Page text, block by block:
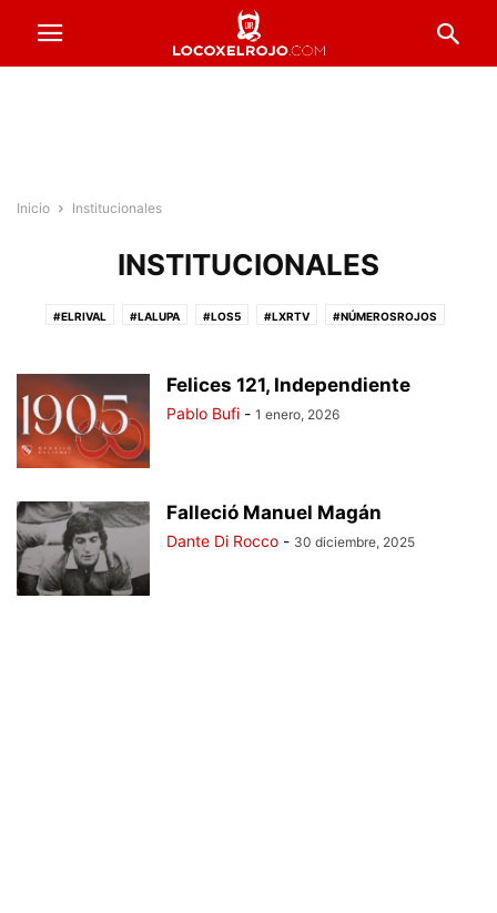
Inicio Institucionales
INSTITUCIONALES
#ELRIVAL #LALUPA #LOS5 #LXRTV #NÚMEROSROJOS
#VENTADEENTRADAS
FORMACIONES
INFERIORES
Felices 121, Independiente
Pablo Bufi - 1 enero, 2026
Falleció Manuel Magán
Dante Di Rocco - 30 diciembre, 2025